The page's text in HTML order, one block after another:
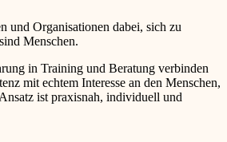
und Organisationen dabei, sich zu
Menschen.
in Training und Beratung verbinden
mit echtem Interesse an den Menschen,
ist praxisnah, individuell und